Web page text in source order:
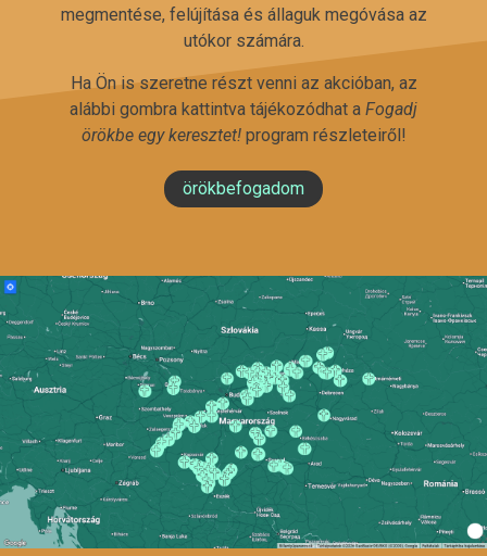
megmentése, felújítása és állaguk megóvása az
utókor számára.
Ha Ön is szeretne részt venni az akcióban, az
alábbi gombra kattintva tájékozódhat a Fogadj
örökbe egy keresztet!program részleteiről!
örökbefogadom